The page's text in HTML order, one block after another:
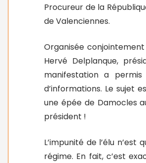
Procureur de la
de Valenciennes.
Organisée
Hervé Delplanque,
manifestation a
d’informations. Le sujet
une épée de Damocles
président !
L’impunité de l’élu
régime. En fait, c’est